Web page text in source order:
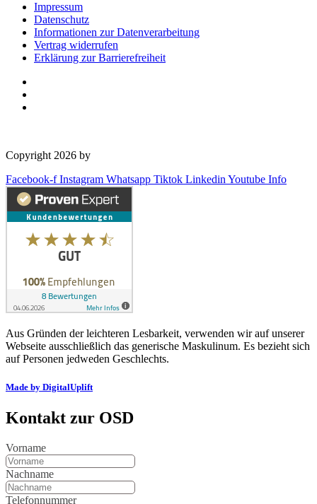
Impressum
Datenschutz
Informationen zur Datenverarbeitung
Vertrag widerrufen
Erklärung zur Barrierefreiheit
Copyright 2026 by
Facebook-f Instagram Whatsapp Tiktok Linkedin Youtube Info
Aus Gründen der leichteren Lesbarkeit, verwenden wir auf unserer
Webseite ausschließlich das generische Maskulinum. Es bezieht sich
auf Personen jedweden Geschlechts.
Made by DigitalUplift
Kontakt zur OSD
Vorname
Nachname
Telefonnummer